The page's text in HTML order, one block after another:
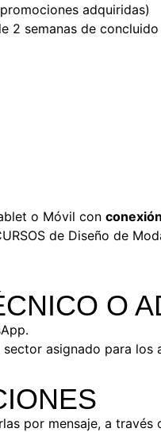
adquiridas)
2 semanas de
o Móvil con
de Diseño de
O
asignado para los
por mensaje, a